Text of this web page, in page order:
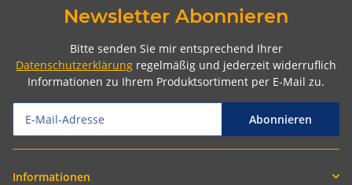
Newsletter Abonnieren
Bitte senden Sie mir entsprechend Ihrer
Datenschutzerklärung regelmäßig und jederzeit widerruflich
Informationen zu Ihrem Produktsortiment per E-Mail zu.
Abonnieren
Informationen